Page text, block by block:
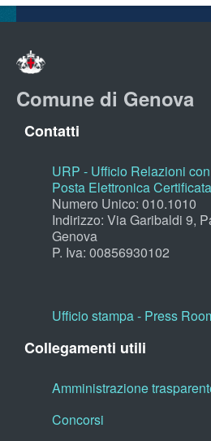
Comune di Genova
Contatti
URP - Ufficio Relazioni
Posta Elettronica Certificata
Numero Unico: 010.1010
Indirizzo: Via Garibaldi 9,
Genova
P. Iva: 00856930102
Ufficio stampa - Press
Collegamenti utili
Amministrazione
Concorsi